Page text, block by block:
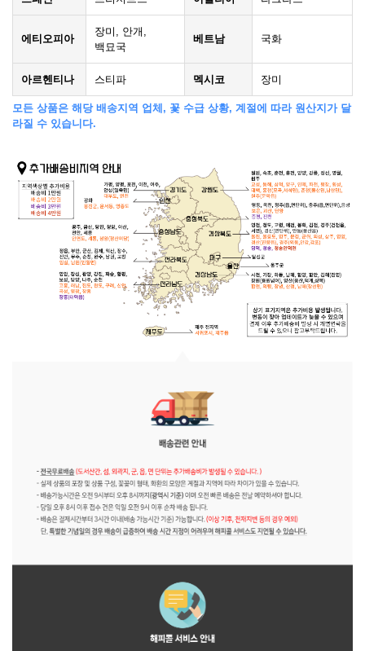
에티오피아
장미, 안개,
백묘국
베트남 국화
아르헨티나 스티파 멕시코 장미
모든 상품은 해당 배송지역 업체, 꽃 수급 상황, 계절에 따라 원산지가 달
라질 수 있습니다.